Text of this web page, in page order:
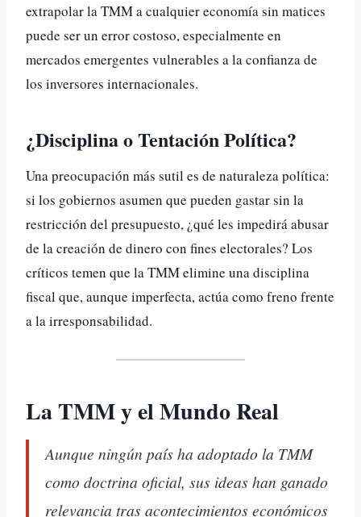
extrapolar la TMM a cualquier economía sin matices
puede ser un error costoso, especialmente en
mercados emergentes vulnerables a la confianza de
los inversores internacionales.
¿Disciplina o Tentación Política?
Una preocupación más sutil es de naturaleza política:
si los gobiernos asumen que pueden gastar sin la
restricción del presupuesto, ¿qué les impedirá abusar
de la creación de dinero con fines electorales? Los
críticos temen que la TMM elimine una disciplina
fiscal que, aunque imperfecta, actúa como freno frente
a la irresponsabilidad.
La TMM y el Mundo Real
Aunque ningún país ha adoptado la TMM
como doctrina oficial, sus ideas han ganado
relevancia tras acontecimientos económicos